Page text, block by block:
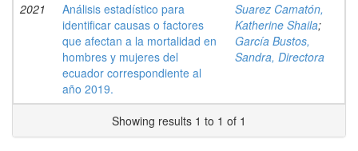
2021
Análisis estadístico para
identificar causas o factores
que afectan a la mortalidad en
hombres y mujeres del
ecuador correspondiente al
año 2019.
Suarez Camatón,
Katherine Shaila;
García Bustos,
Sandra, Directora
Showing results 1 to 1 of 1